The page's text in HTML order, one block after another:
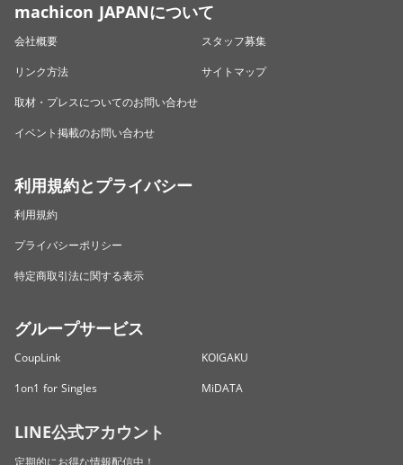
machicon JAPANについて
会社概要
スタッフ募集
リンク方法
サイトマップ
取材・プレスについてのお問い合わせ
イベント掲載のお問い合わせ
利用規約とプライバシー
利用規約
プライバシーポリシー
特定商取引法に関する表示
グループサービス
CoupLink
KOIGAKU
1on1 for Singles
MiDATA
LINE公式アカウント
定期的にお得な情報配信中！